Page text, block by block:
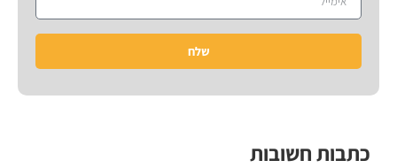
שלח
כתבות חשובות